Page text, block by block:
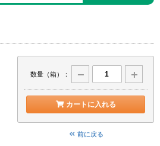
数量（箱）：
カートに入れる
前に戻る